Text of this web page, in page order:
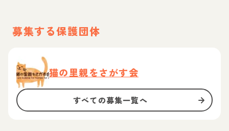
募集する保護団体
猫の里親をさがす会
すべての募集一覧へ